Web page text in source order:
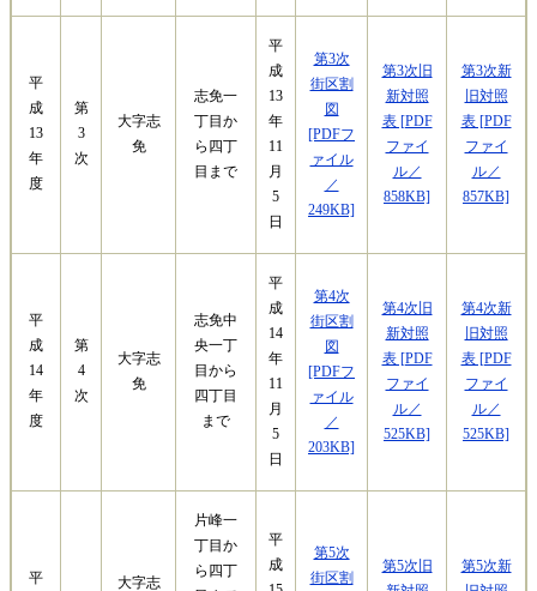
平
成
13
年
度
第
3
次
大字志
免
志免一
丁目か
ら四丁
目まで
平
成
13
年
11
月
5
日
第3次
街区割
図
[PDFフ
ァイル
／
249KB]
第3次旧
新対照
表 [PDF
ファイ
ル／
858KB]
第3次新
旧対照
表 [PDF
ファイ
ル／
857KB]
平
成
14
年
度
第
4
次
大字志
免
志免中
央一丁
目から
四丁目
まで
平
成
14
年
11
月
5
日
第4次
街区割
図
[PDFフ
ァイル
／
203KB]
第4次旧
新対照
表 [PDF
ファイ
ル／
525KB]
第4次新
旧対照
表 [PDF
ファイ
ル／
525KB]
平
大字志
片峰一
丁目か
ら四丁
平
成
第5次
街区割
第5次旧
第5次新